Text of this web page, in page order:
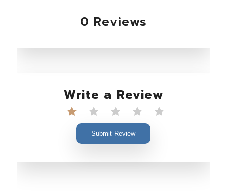
0 Reviews
Write a Review
Submit Review